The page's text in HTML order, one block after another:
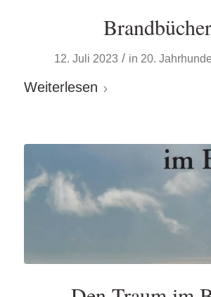
Brandbücher
12. Juli 2023 / in 20.
Weiterlesen